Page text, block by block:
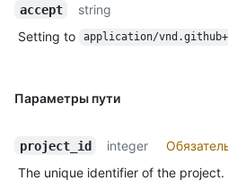
accept
string
Setting to
application/
Параметры пути
project_id integer
The unique identifier of the project.